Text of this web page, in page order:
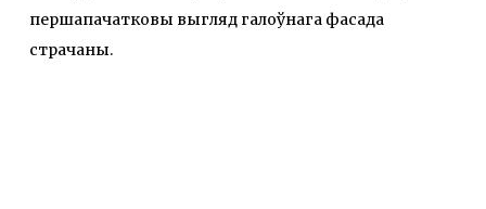
першапачатковы выгляд галоўнага фасада
страчаны.